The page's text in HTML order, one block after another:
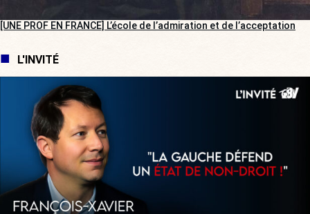
[UNE PROF EN FRANCE] L’école de l’admiration et de l’acceptation
L'INVITÉ